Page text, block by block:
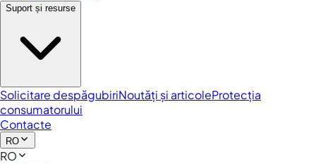
Suport și resurse
Solicitare despăgubiriNoutăți și articoleProtecția
consumatorului
Contacte
RO
RO